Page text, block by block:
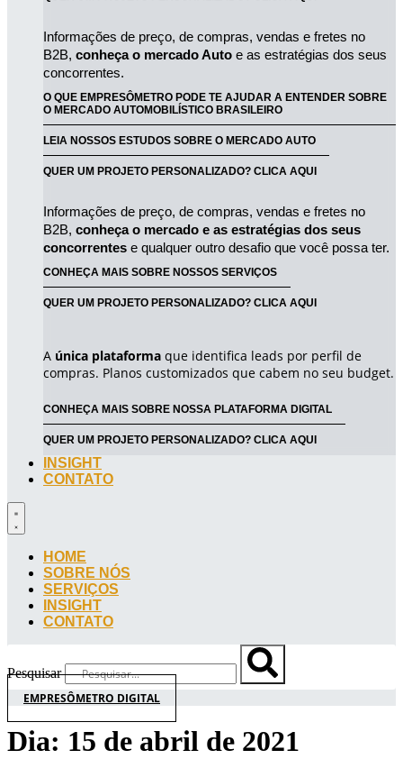
Informações de preço, de compras, vendas e fretes no
B2B, conheça o mercado Auto e as estratégias dos seus
concorrentes.
O QUE EMPRESÔMETRO PODE TE AJUDAR A ENTENDER SOBRE
O MERCADO AUTOMOBILÍSTICO BRASILEIRO
LEIA NOSSOS ESTUDOS SOBRE O MERCADO AUTO
QUER UM PROJETO PERSONALIZADO? CLICA AQUI
Informações de preço, de compras, vendas e fretes no
B2B, conheça o mercado e as estratégias dos seus
concorrentes e qualquer outro desafio que você possa ter.
CONHEÇA MAIS SOBRE NOSSOS SERVIÇOS
QUER UM PROJETO PERSONALIZADO? CLICA AQUI
A única plataforma que identifica leads por perfil de
compras. Planos customizados que cabem no seu budget.
CONHEÇA MAIS SOBRE NOSSA PLATAFORMA DIGITAL
QUER UM PROJETO PERSONALIZADO? CLICA AQUI
INSIGHT
CONTATO
HOME
SOBRE NÓS
SERVIÇOS
INSIGHT
CONTATO
Pesquisar
EMPRESÔMETRO DIGITAL
Dia: 15 de abril de 2021